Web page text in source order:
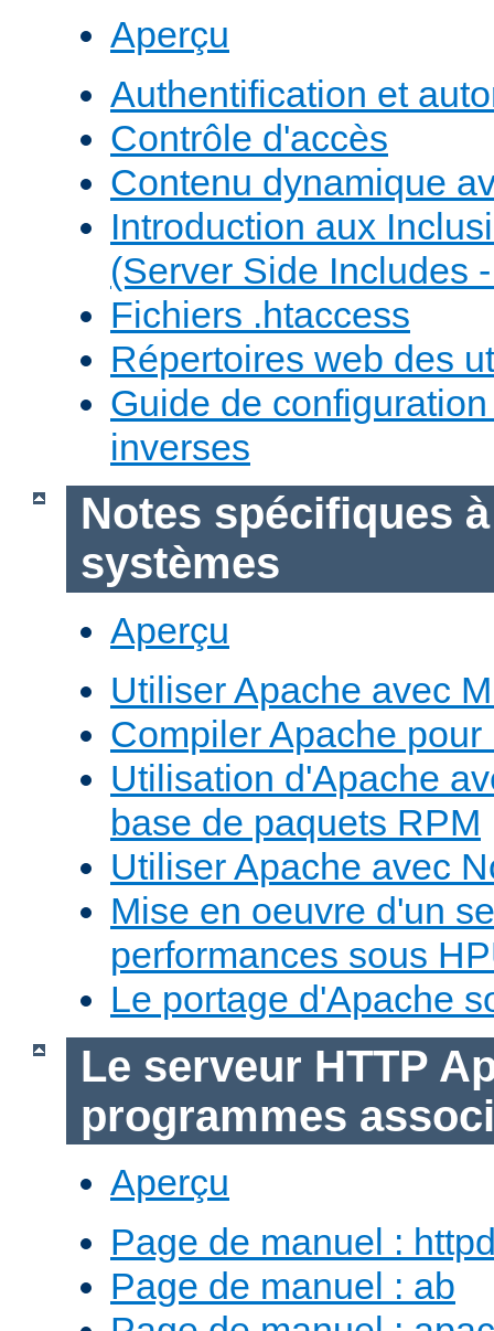
Aperçu
Authentification et
Contrôle d'accès
Contenu dynamique
Introduction aux
(Server Side Includes
Fichiers .htaccess
Répertoires web des
Guide de
inverses
Notes spécifiques
systèmes
Aperçu
Utiliser Apache avec
Compiler Apache
Utilisation d'Apache
base de paquets RPM
Utiliser Apache avec
Mise en oeuvre d'un
performances sous
Le portage d'Apache
Le serveur HTTP
programmes
Aperçu
Page de manuel :
Page de manuel : ab